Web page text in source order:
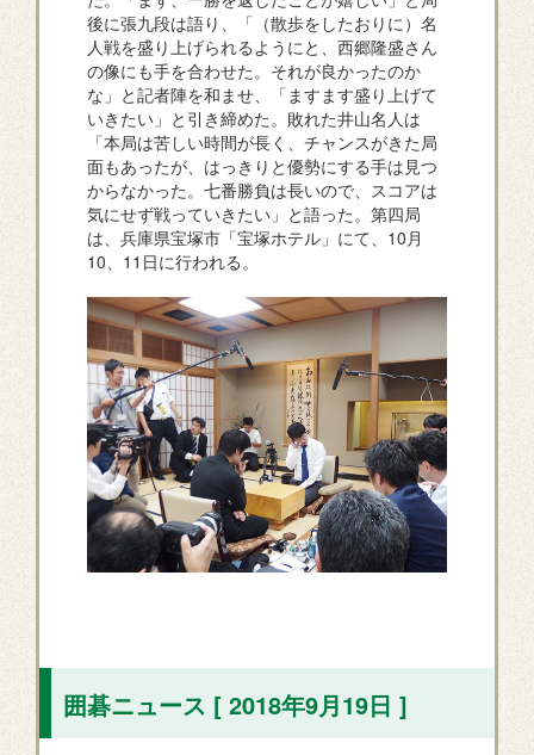
後に張九段は語り、「（散歩をしたおりに）名
人戦を盛り上げられるようにと、西郷隆盛さん
の像にも手を合わせた。それが良かったのか
な」と記者陣を和ませ、「ますます盛り上げて
いきたい」と引き締めた。敗れた井山名人は
「本局は苦しい時間が長く、チャンスがきた局
面もあったが、はっきりと優勢にする手は見つ
からなかった。七番勝負は長いので、スコアは
気にせず戦っていきたい」と語った。第四局
は、兵庫県宝塚市「宝塚ホテル」にて、10月
10、11日に行われる。
囲碁ニュース [ 2018年9月19日 ]